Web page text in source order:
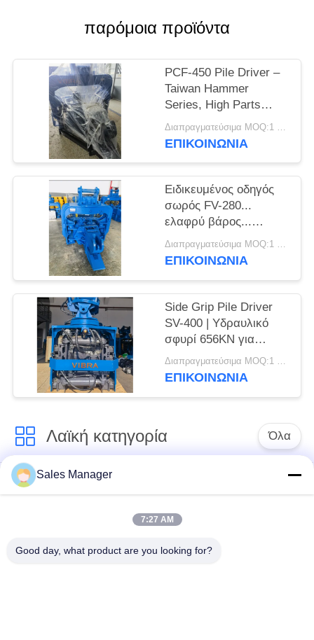
ΖΗΤΉΣΤΕ
ΈΝΑ
ΑΠΌΣΠΑΣΜΑ
SITEMAP
PRIVACY
POLICY
παρόμοια προϊόντα
PCF-450 Pile Driver –
Taiwan Hammer
Series, High Parts
Enchangeability & 535
kN Force
Διαπραγματεύσιμα MOQ:1 σετ
ΕΠΙΚΟΙΝΩΝΙΑ
Ειδικευμένος οδηγός
σωρός FV-280...
ελαφρύ βάρος...
ισχυρές δονήσεις.
Διαπραγματεύσιμα MOQ:1 SET
ΕΠΙΚΟΙΝΩΝΙΑ
Side Grip Pile Driver
SV-400 | Υδραυλικό
σφυρί 656KN για
στενούς χώρους
Διαπραγματεύσιμα MOQ:1 σετ
ΕΠΙΚΟΙΝΩΝΙΑ
Λαϊκή κατηγορία Όλα
υδραυλικών
πασσάλων
συναρμολογημένα
σωρό πρόγραμμα
Sales Manager
7:27 AM
Good day, what product are you looking for?